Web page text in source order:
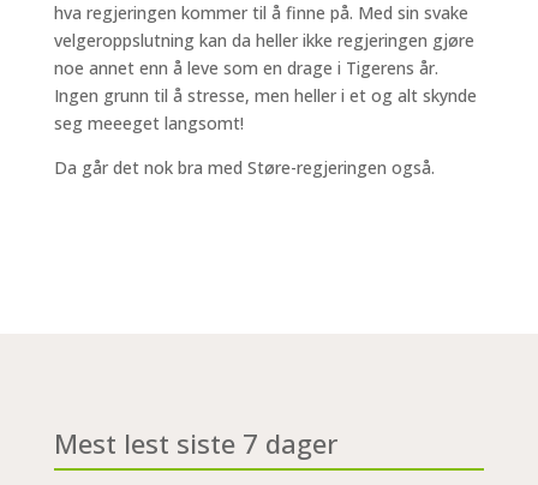
hva regjeringen kommer til å finne på. Med sin svake
velgeroppslutning kan da heller ikke regjeringen gjøre
noe annet enn å leve som en drage i Tigerens år.
Ingen grunn til å stresse, men heller i et og alt skynde
seg meeeget langsomt!
Da går det nok bra med Støre-regjeringen også.
Mest lest siste 7 dager